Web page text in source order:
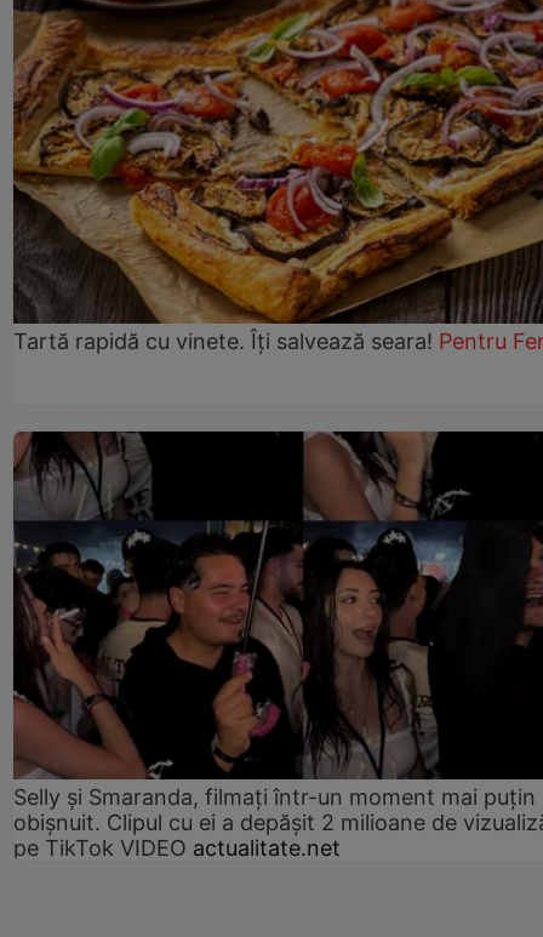
Tartă rapidă cu vinete. Îți salvează seara! Pentru
Selly și Smaranda, filmați într-un moment mai puțin
obișnuit. Clipul cu ei a depășit 2 milioane de
pe TikTok VIDEO actualitate.net